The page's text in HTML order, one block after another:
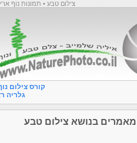
צילום טבע • תמונות נוף
קורס צילום
גלריה
מאמרים בנושא צילום טבע